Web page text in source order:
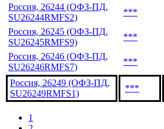
Россия, 26244 (ОФЗ-ПД,
SU26244RMFS2)
***
Россия, 26245 (ОФЗ-ПД,
SU26245RMFS9)
***
Россия, 26246 (ОФЗ-ПД,
SU26246RMFS7)
***
Россия, 26249 (ОФЗ-ПД,
SU26249RMFS1)
***
1